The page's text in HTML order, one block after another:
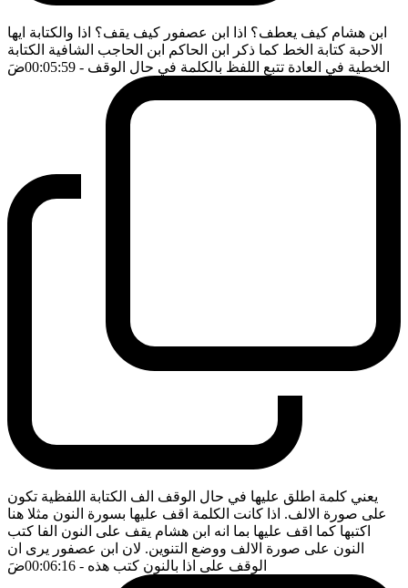
ابن هشام كيف يعطف؟ اذا ابن عصفور كيف يقف؟ اذا والكتابة ايها
الاحبة كتابة الخط كما ذكر ابن الحاكم ابن الحاجب الشافية الكتابة
الخطية في العادة تتبع اللفظ بالكلمة في حال الوقف - 00:05:59 ضَ
يعني كلمة اطلق عليها في حال الوقف الف الكتابة اللفظية تكون
على صورة الالف. اذا كانت الكلمة اقف عليها بسورة النون مثلا هنا
اكتبها كما اقف عليها بما انه ابن هشام يقف على النون الفا كتب
النون على صورة الالف ووضع التنوين. لان ابن عصفور يرى ان
الوقف على اذا بالنون كتب هذه - 00:06:16 ضَ